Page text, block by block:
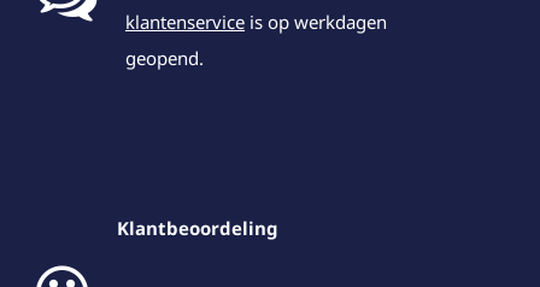
klantenservice is op werkdagen
geopend.
Klantbeoordeling